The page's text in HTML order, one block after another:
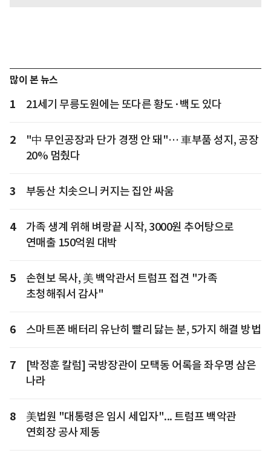
많이 본 뉴스
1 21세기 무릉도원에는 또다른 황도·백도 있다
2
"中 무인공장과 단가 경쟁 안 돼"… 車부품 성지, 공장
20% 멈췄다
3 부동산 치솟으니 커지는 집안 싸움
4
가족 생계 위해 벼랑끝 시작, 3000원 추어탕으로
연매출 150억원 대박
5
손현보 목사, 美 백악관서 트럼프 접견 "가족
초청해줘서 감사"
6 스마트폰 배터리 유난히 빨리 닳는 분, 5가지 해결 방법
7
[박정훈 칼럼] 국방장관이 모택동 어록을 좌우명 삼은
나라
8
美법원 "대통령은 임시 세입자"... 트럼프 백악관
연회장 공사 제동